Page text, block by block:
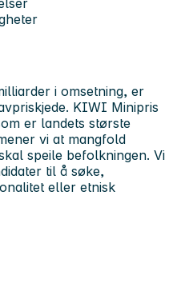
i omsetning, er
KIWI Minipris
er landets største
vi at mangfold
speile befolkningen. Vi
til å søke,
eller etnisk